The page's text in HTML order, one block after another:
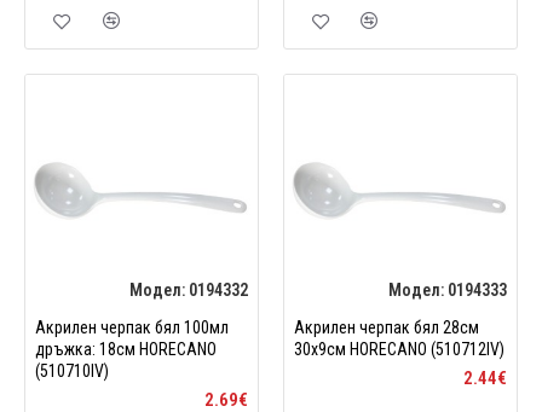
Модел: 0194332
Акрилен черпак бял 100мл
дръжка: 18см HORECANO
(510710IV)
2.69€
Модел: 0194333
Акрилен черпак бял 28см
30х9см HORECANO (510712IV)
2.44€